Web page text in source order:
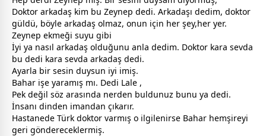
Doktor arkadaş kim bu Zeynep dedi. Arkadaşı dedim, doktor
güldü, böyle arkadaş olmaz, onun için her şey,her yer.
Zeynep ekmeği suyu gibi
İyi ya nasıl arkadaş olduğunu anla dedim. Doktor kara sevda
bu dedi kara sevda arkadaş dedi.
Ayarla bir sesin duysun iyi imiş.
Bahar işe yaramış mı. Dedi Lale ,
Pek değil söz arasında nerden buldunuz bunu ya dedi.
İnsanı dinden imandan çıkarır.
Hastanede Türk doktor varmış o ilgilenirse Bahar hemşireyi
geri göndereceklermiş.